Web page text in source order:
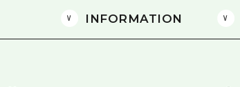
INFORMATION